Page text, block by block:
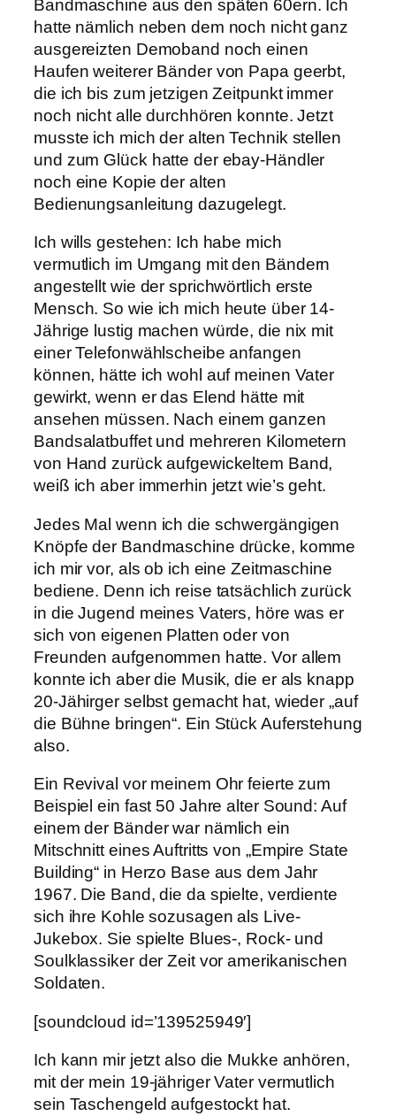
Bandmaschine aus den späten 60ern. Ich
hatte nämlich neben dem noch nicht ganz
ausgereizten Demoband noch einen
Haufen weiterer Bänder von Papa geerbt,
die ich bis zum jetzigen Zeitpunkt immer
noch nicht alle durchhören konnte. Jetzt
musste ich mich der alten Technik stellen
und zum Glück hatte der ebay-Händler
noch eine Kopie der alten
Bedienungsanleitung dazugelegt.
Ich wills gestehen: Ich habe mich
vermutlich im Umgang mit den Bändern
angestellt wie der sprichwörtlich erste
Mensch. So wie ich mich heute über 14-
Jährige lustig machen würde, die nix mit
einer Telefonwählscheibe anfangen
können, hätte ich wohl auf meinen Vater
gewirkt, wenn er das Elend hätte mit
ansehen müssen. Nach einem ganzen
Bandsalatbuffet und mehreren Kilometern
von Hand zurück aufgewickeltem Band,
weiß ich aber immerhin jetzt wie’s geht.
Jedes Mal wenn ich die schwergängigen
Knöpfe der Bandmaschine drücke, komme
ich mir vor, als ob ich eine Zeitmaschine
bediene. Denn ich reise tatsächlich zurück
in die Jugend meines Vaters, höre was er
sich von eigenen Platten oder von
Freunden aufgenommen hatte. Vor allem
konnte ich aber die Musik, die er als knapp
20-Jähirger selbst gemacht hat, wieder „auf
die Bühne bringen“. Ein Stück Auferstehung
also.
Ein Revival vor meinem Ohr feierte zum
Beispiel ein fast 50 Jahre alter Sound: Auf
einem der Bänder war nämlich ein
Mitschnitt eines Auftritts von „Empire State
Building“ in Herzo Base aus dem Jahr
1967. Die Band, die da spielte, verdiente
sich ihre Kohle sozusagen als Live-
Jukebox. Sie spielte Blues-, Rock- und
Soulklassiker der Zeit vor amerikanischen
Soldaten.
[soundcloud id=’139525949′]
Ich kann mir jetzt also die Mukke anhören,
mit der mein 19-jähriger Vater vermutlich
sein Taschengeld aufgestockt hat.